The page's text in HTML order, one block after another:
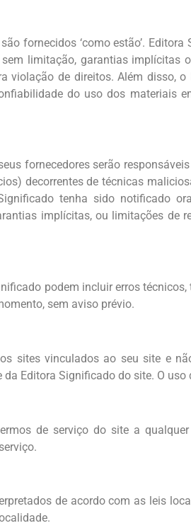
fornecidos ‘como estão’.
limitação, garantias
violação de direitos. Além disso,
do uso dos materiais
fornecedores serão
decorrentes de técnicas
tenha sido notificado
implícitas, ou limitações de
podem incluir erros
sem aviso prévio.
sites vinculados ao seu site e
Editora Significado do site. O
de serviço do site a
de acordo com as leis